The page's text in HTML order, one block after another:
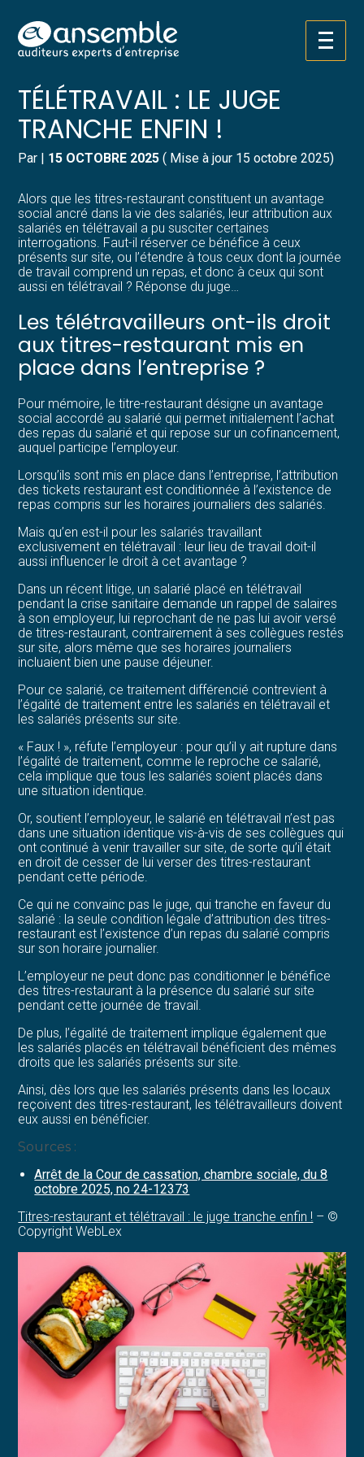
Aller
au
Créer et reprendre une activité
Gérer votre quotidien
Piloter votre entreprise
Développer votre entreprise
Construire votre patrimoine
Structurer votre croissance
Être prêt pour la facturation
Pilotez votre gestion
Suivre votre comptabilité
Gérer vos ressources humaines
Dématérialiser vos documents
TITRES-RESTAURANT ET
TÉLÉTRAVAIL : LE JUGE
TRANCHE ENFIN !
Par | 15 OCTOBRE 2025 ( Mise à jour 15 octobre 2025)
Alors que les titres-restaurant constituent un avantage
social ancré dans la vie des salariés, leur attribution aux
salariés en télétravail a pu susciter certaines
interrogations. Faut-il réserver ce bénéfice à ceux
présents sur site, ou l’étendre à tous ceux dont la journée
de travail comprend un repas, et donc à ceux qui sont
aussi en télétravail ? Réponse du juge…
Les télétravailleurs ont-ils droit
aux titres-restaurant mis en
place dans l’entreprise ?
Pour mémoire, le titre-restaurant désigne un avantage
social accordé au salarié qui permet initialement l’achat
des repas du salarié et qui repose sur un cofinancement,
auquel participe l’employeur.
Lorsqu’ils sont mis en place dans l’entreprise, l’attribution
des tickets restaurant est conditionnée à l’existence de
repas compris sur les horaires journaliers des salariés.
Mais qu’en est-il pour les salariés travaillant
exclusivement en télétravail : leur lieu de travail doit-il
aussi influencer le droit à cet avantage ?
Dans un récent litige, un salarié placé en télétravail
pendant la crise sanitaire demande un rappel de salaires
à son employeur, lui reprochant de ne pas lui avoir versé
de titres-restaurant, contrairement à ses collègues restés
sur site, alors même que ses horaires journaliers
incluaient bien une pause déjeuner.
Pour ce salarié, ce traitement différencié contrevient à
l’égalité de traitement entre les salariés en télétravail et
les salariés présents sur site.
« Faux ! », réfute l’employeur : pour qu’il y ait rupture dans
l’égalité de traitement, comme le reproche ce salarié,
cela implique que tous les salariés soient placés dans
une situation identique.
Or, soutient l’employeur, le salarié en télétravail n’est pas
dans une situation identique vis-à-vis de ses collègues qui
ont continué à venir travailler sur site, de sorte qu’il était
en droit de cesser de lui verser des titres-restaurant
pendant cette période.
Ce qui ne convainc pas le juge, qui tranche en faveur du
salarié : la seule condition légale d’attribution des titres-
restaurant est l’existence d’un repas du salarié compris
sur son horaire journalier.
L’employeur ne peut donc pas conditionner le bénéfice
des titres-restaurant à la présence du salarié sur site
pendant cette journée de travail.
De plus, l’égalité de traitement implique également que
les salariés placés en télétravail bénéficient des mêmes
droits que les salariés présents sur site.
Ainsi, dès lors que les salariés présents dans les locaux
reçoivent des titres-restaurant, les télétravailleurs doivent
eux aussi en bénéficier.
Sources :
Arrêt de la Cour de cassation, chambre sociale, du 8
octobre 2025, no 24-12373
Titres-restaurant et télétravail : le juge tranche enfin ! – ©
Copyright WebLex